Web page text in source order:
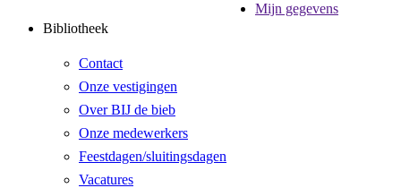
Bibliotheek
Contact
Onze vestigingen
Over BIJ de bieb
Onze medewerkers
Feestdagen/sluitingsdagen
Vacatures
Mijn gegevens